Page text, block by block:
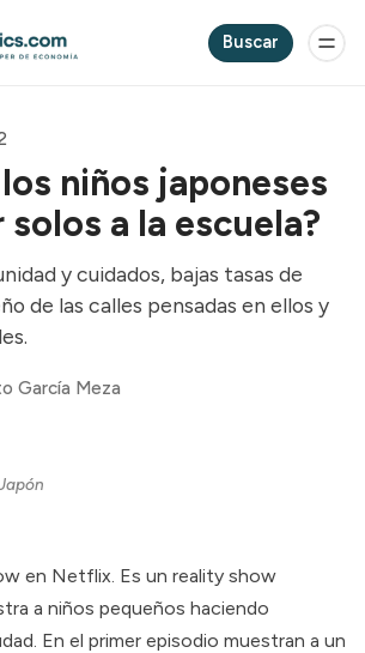
Buscar
niños japoneses
a la escuela?
y cuidados, bajas tasas de
de las calles pensadas en ellos y
García Meza
en Netflix . Es un reality show
a niños pequeños haciendo
En el primer episodio muestran a un